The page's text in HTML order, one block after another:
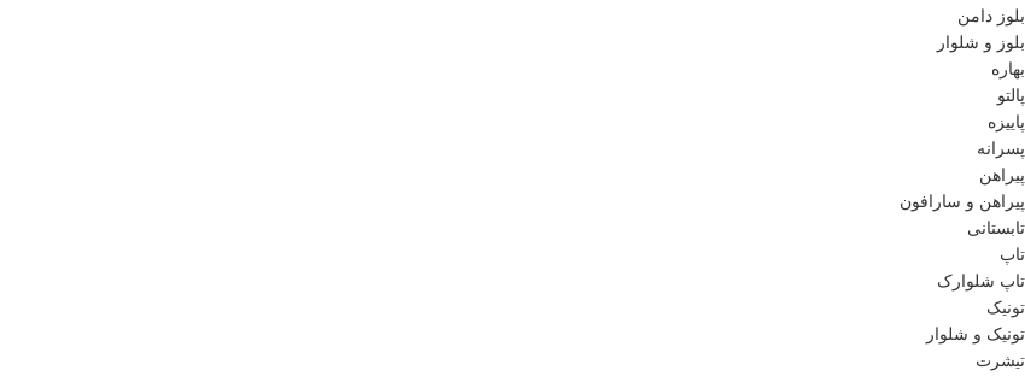
بلوز دامن
بلوز و شلوار
بهاره
پالتو
پاییزه
پسرانه
پیراهن
پیراهن و سارافون
تابستانی
تاپ
تاپ شلوارک
تونیک
تونیک و شلوار
تیشرت